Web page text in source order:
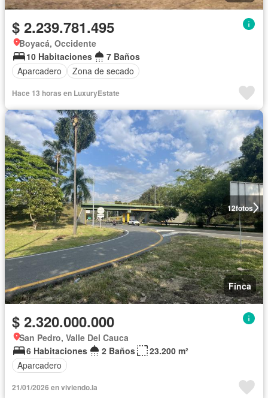
$ 2.239.781.495
Boyacá, Occidente
10 Habitaciones
7 Baños
Aparcadero
Zona de secado
Hace 13 horas en LuxuryEstate
12fotos
Finca
$ 2.320.000.000
San Pedro, Valle Del Cauca
6 Habitaciones
2 Baños
23.200 m²
Aparcadero
21/01/2026 en viviendo.la